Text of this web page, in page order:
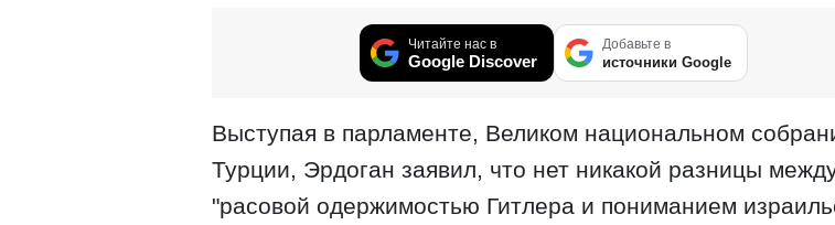
Читайте нас в
Google Discover
Добавьте в
источники Google
Выступая в парламенте, Великом национальном
Турции, Эрдоган заявил, что нет никакой разницы
"расовой одержимостью Гитлера и пониманием